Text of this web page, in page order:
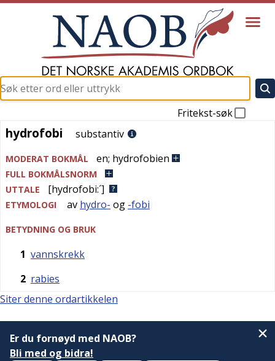
Fritekst-søk
hydrofobi
hydrofobi substantiv
MODERAT BOKMÅL en; hydrofobien
FULL BOKMÅLSNORM
UTTALE
[hydrofobi:´]
ETYMOLOGI av hydro- og -fobi
BETYDNING OG BRUK
1 vannskrekk
2 rabies
Siter denne ordartikkelen
Er du fornøyd med NAOB?
Bli med og bidra!